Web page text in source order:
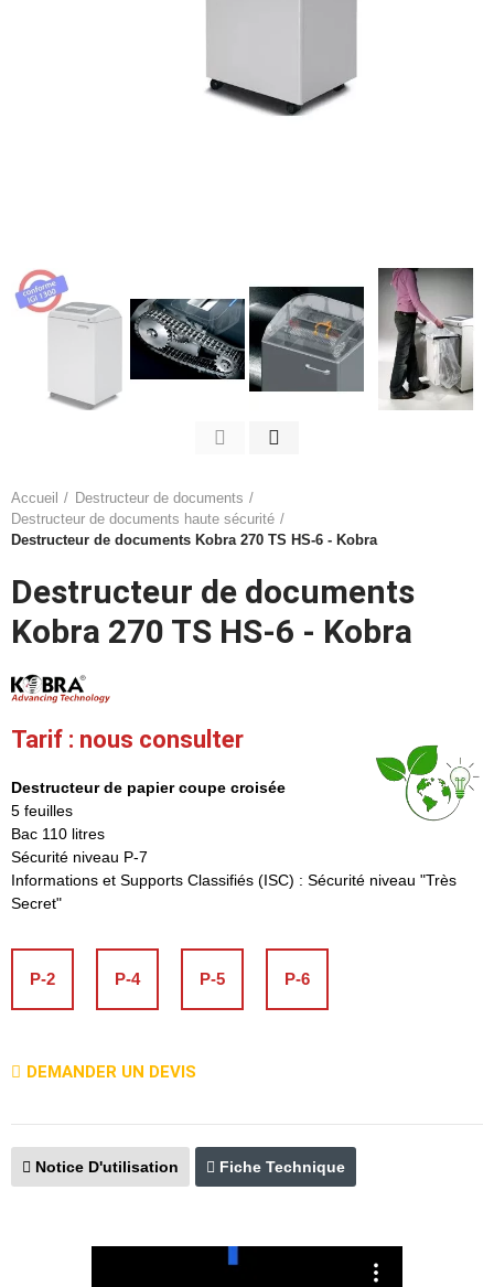
Accueil
Destructeur de documents
Destructeur de documents haute sécurité
Destructeur de documents Kobra 270 TS HS-6 - Kobra
Destructeur de documents
Kobra 270 TS HS-6 - Kobra
Tarif : nous consulter
Destructeur de papier coupe croisée
5 feuilles
Bac 110 litres
Sécurité niveau P-7
Informations et Supports Classifiés (ISC) : Sécurité niveau "Très
Secret"
P-2 P-4 P-5 P-6
DEMANDER UN DEVIS
Notice D'utilisation Fiche Technique